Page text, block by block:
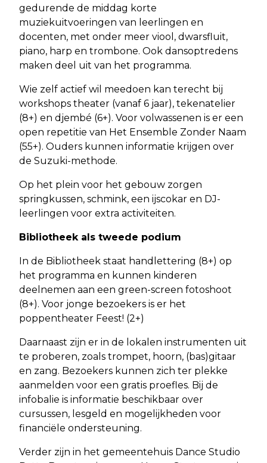
gedurende de middag korte
muziekuitvoeringen van leerlingen en
docenten, met onder meer viool, dwarsfluit,
piano, harp en trombone. Ook dansoptredens
maken deel uit van het programma.
Wie zelf actief wil meedoen kan terecht bij
workshops theater (vanaf 6 jaar), tekenatelier
(8+) en djembé (6+). Voor volwassenen is er een
open repetitie van Het Ensemble Zonder Naam
(55+). Ouders kunnen informatie krijgen over
de Suzuki-methode.
Op het plein voor het gebouw zorgen
springkussen, schmink, een ijscokar en DJ-
leerlingen voor extra activiteiten.
Bibliotheek als tweede podium
In de Bibliotheek staat handlettering (8+) op
het programma en kunnen kinderen
deelnemen aan een green-screen fotoshoot
(8+). Voor jonge bezoekers is er het
poppentheater Feest! (2+)
Daarnaast zijn er in de lokalen instrumenten uit
te proberen, zoals trompet, hoorn, (bas)gitaar
en zang. Bezoekers kunnen zich ter plekke
aanmelden voor een gratis proefles. Bij de
infobalie is informatie beschikbaar over
cursussen, lesgeld en mogelijkheden voor
financiële ondersteuning.
Verder zijn in het gemeentehuis Dance Studio